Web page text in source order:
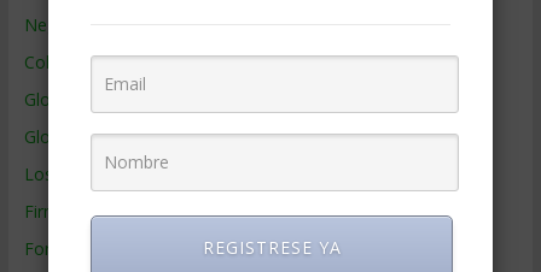
Negocios por País
Colaboradores de Gerencia
Glosario
Glosario Inglés – Español
Los mejores MBA
Firmas de Gerencia
Formación de GerenciaREGISTRESE YA